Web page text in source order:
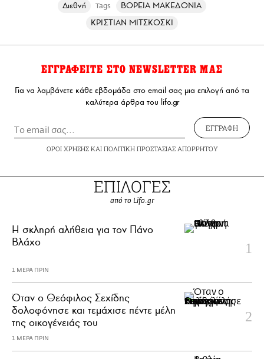
Διεθνή Tags
ΒΟΡΕΙΑ ΜΑΚΕΔΟΝΙΑ
ΚΡΙΣΤΙΑΝ ΜΙΤΣΚΟΣΚΙ
ΕΓΓΡΑΦΕΙΤΕ ΣΤΟ NEWSLETTER ΜΑΣ
Για να λαμβάνετε κάθε εβδομάδα στο email σας μια επιλογή από τα
καλύτερα άρθρα του lifo.gr
ΕΓΓΡΑΦΗ
ΟΡΟΙ ΧΡΗΣΗΣΚΑΙ ΠΟΛΙΤΙΚΗ ΠΡΟΣΤΑΣΙΑΣ ΑΠΟΡΡΗΤΟΥ
ΕΠΙΛΟΓΕΣ
από το Lifo.gr
H σκληρή αλήθεια για τον Πάνο
Βλάχο
1 ΜΕΡΑ ΠΡΙΝ
Όταν ο Θεόφιλος Σεχίδης
δολοφόνησε και τεμάχισε πέντε μέλη
της οικογένειάς του
1 ΜΕΡΑ ΠΡΙΝ